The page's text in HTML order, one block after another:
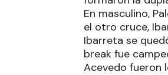
En masculino,
el otro cruce,
Ibarreta se
break fue
Acevedo fueron